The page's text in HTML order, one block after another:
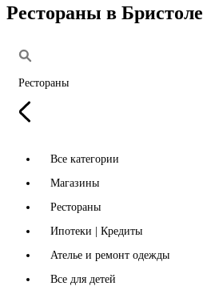
Рестораны в Бристоле
Рестораны
Все категории
Магазины
Рестораны
Ипотеки | Кредиты
Ателье и ремонт одежды
Все для детей